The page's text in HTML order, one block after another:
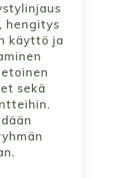
hengitys
käyttö ja
sekä